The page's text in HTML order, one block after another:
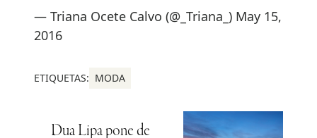
— Triana Ocete Calvo (@_Triana_) May 15,
2016
ETIQUETAS: MODA
Dua Lipa pone de